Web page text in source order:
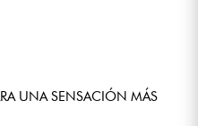
UNA SENSACIÓN MÁS